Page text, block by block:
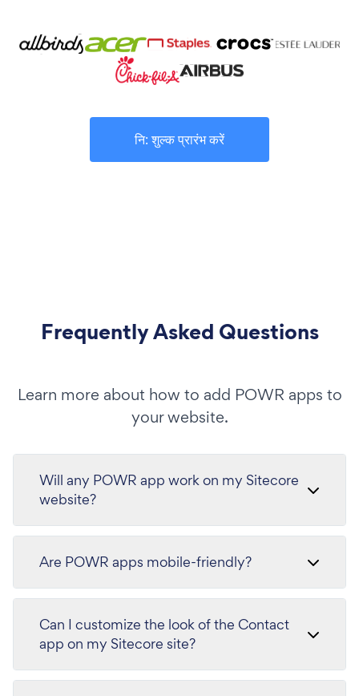
नि: शुल्क प्रारंभ करें
Frequently Asked Questions
Learn more about how to add POWR apps to
your website.
Will any POWR app work on my Sitecore
website?
Are POWR apps mobile-friendly?
Can I customize the look of the Contact
app on my Sitecore site?